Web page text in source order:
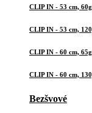
CLIP IN - 53 cm,
CLIP IN - 53 cm,
CLIP IN - 60 cm,
CLIP IN - 60 cm,
Bezšvové